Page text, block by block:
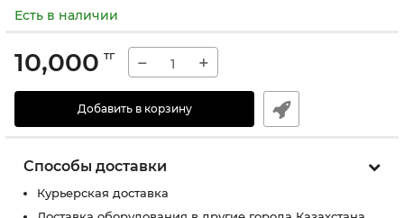
Есть в наличии
10,000 тг − +
Добавить в корзину
Способы доставки
Курьерская доставка